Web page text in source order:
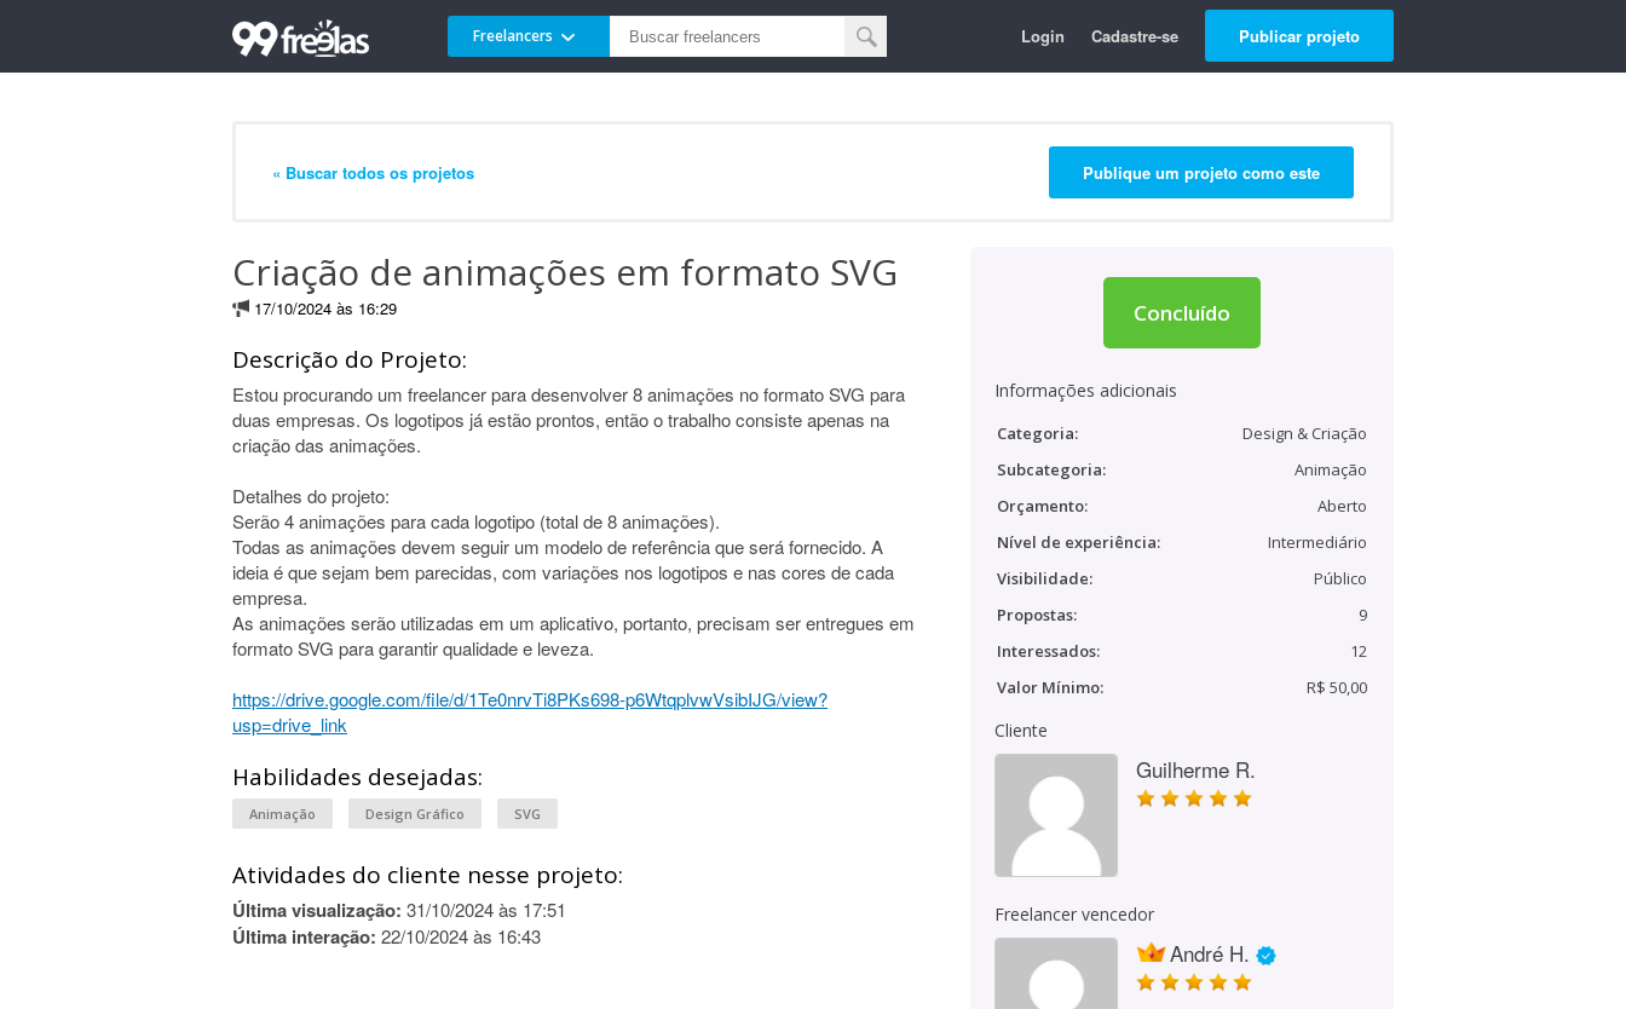
Freelancers Login Cadastre-se Publicar projeto
« Buscar todos os projetos Publique um projeto como este
Criação de animações em formato SVG
17/10/2024 às 16:29
Descrição do Projeto:
Estou procurando um freelancer para desenvolver 8 animações no formato SVG para
duas empresas. Os logotipos já estão prontos, então o trabalho consiste apenas na
criação das animações.
Detalhes do projeto:
Serão 4 animações para cada logotipo (total de 8 animações).
Todas as animações devem seguir um modelo de referência que será fornecido. A
ideia é que sejam bem parecidas, com variações nos logotipos e nas cores de cada
empresa.
As animações serão utilizadas em um aplicativo, portanto, precisam ser entregues em
formato SVG para garantir qualidade e leveza.
https://drive.google.com/file/d/1Te0nrvTi8PKs698-p6WtqplvwVsibIJG/view?
usp=drive_link
Habilidades desejadas:
Animação Design Gráfico SVG
Atividades do cliente nesse projeto:
Última visualização: 31/10/2024 às 17:51
Última interação: 22/10/2024 às 16:43
Concluído
Informações adicionais
Categoria:
Design & Criação
Subcategoria:
Animação
Orçamento:
Aberto
Nível de experiência:
Intermediário
Visibilidade:
Público
Propostas:
9
Interessados:
12
Valor Mínimo:
R$ 50,00
Cliente
Guilherme R.
Freelancer vencedor
André H.